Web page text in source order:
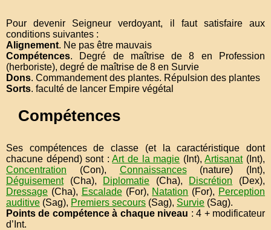
Pour devenir Seigneur verdoyant, il faut satisfaire aux
conditions suivantes :
Alignement. Ne pas être mauvais
Compétences. Degré de maîtrise de 8 en Profession
(herboriste), degré de maîtrise de 8 en Survie
Dons. Commandement des plantes. Répulsion des plantes
Sorts. faculté de lancer Empire végétal
Compétences
Ses compétences de classe (et la caractéristique dont
chacune dépend) sont :Art de la magie (Int),Artisanat(Int),
Concentration (Con), Connaissances(nature) (Int),
Déguisement(Cha), Diplomatie (Cha), Discrétion (Dex),
Dressage (Cha), Escalade(For), Natation (For), Perception
auditive (Sag), Premiers secours (Sag), Survie (Sag).
Points de compétence à chaque niveau : 4 + modificateur
d’Int.